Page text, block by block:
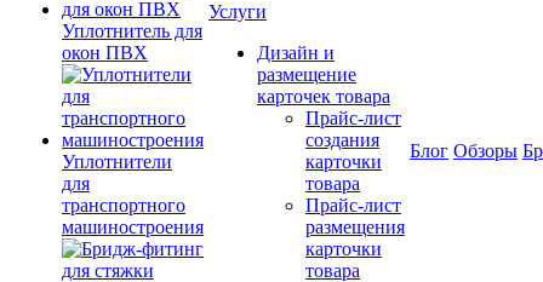
Уплотнитель для
окон ПВХ
Уплотнители
для
транспортного
машиностроения
Услуги
Дизайн и
размещение
карточек товара
Прайс-лист
создания
карточки
товара
Прайс-лист
размещения
карточки
товара
Блог Обзоры